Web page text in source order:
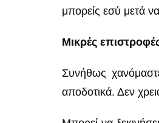
μπορείς εσύ μετά
Μικρές
Συνήθως
αποδοτικά. Δεν